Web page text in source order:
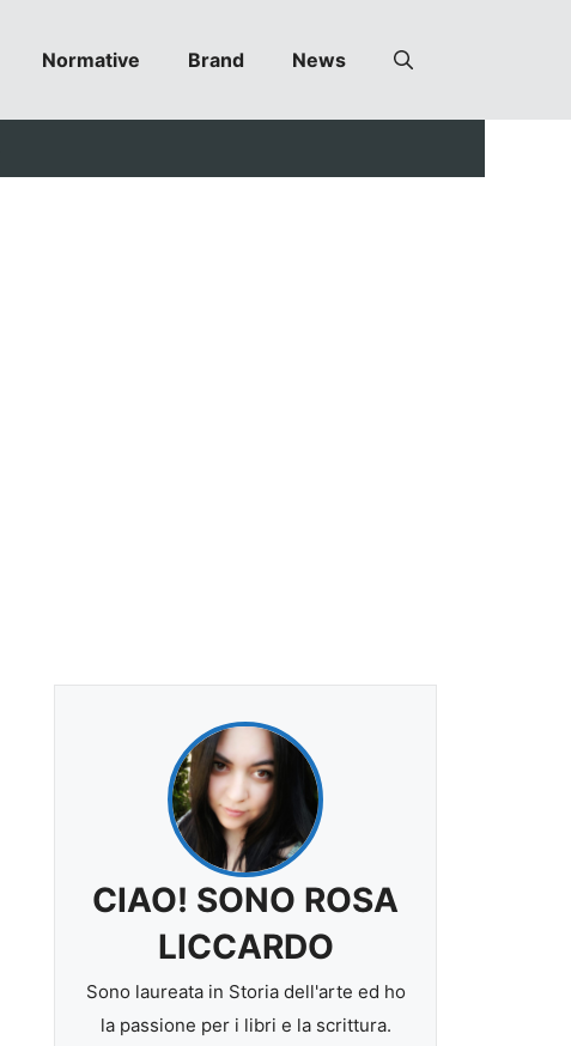
Normative Brand News
CIAO! SONO ROSA
LICCARDO
Sono laureata in Storia dell'arte ed ho
la passione per i libri e la scrittura.